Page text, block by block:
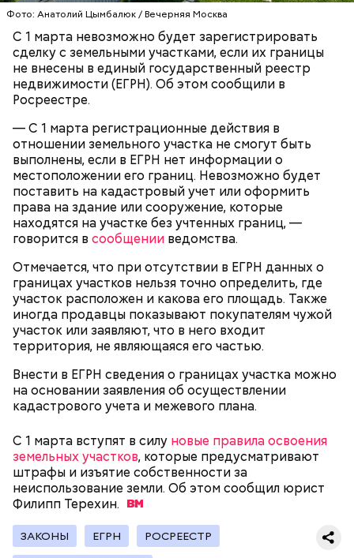
Фото: Анатолий Цымбалюк / Вечерняя Москва
С 1 марта невозможно будет зарегистрировать
сделку с земельными участками, если их границы
не внесены в единый государственный реестр
недвижимости (ЕГРН). Об этом сообщили в
Росреестре.
— С 1 марта регистрационные действия в
отношении земельного участка не смогут быть
выполнены, если в ЕГРН нет информации о
местоположении его границ. Невозможно будет
поставить на кадастровый учет или оформить
права на здание или сооружение, которые
находятся на участке без учтенных границ, —
говорится в сообщении ведомства.
Отмечается, что при отсутствии в ЕГРН данных о
границах участков нельзя точно определить, где
участок расположен и какова его площадь. Также
иногда продавцы показывают покупателям чужой
участок или заявляют, что в него входит
территория, не являющаяся его частью.
Внести в ЕГРН сведения о границах участка можно
на основании заявления об осуществлении
кадастрового учета и межевого плана.
С 1 марта вступят в силу новые правила освоения
земельных участков, которые предусматривают
штрафы и изъятие собственности за
неиспользование земли. Об этом сообщил юрист
Филипп Терехин.
ЗАКОНЫ ЕГРН РОСРЕЕСТР
— Кабачки, порезанные кубиками, нужно легко
обжарить на сковороде. К ним добавляются зелень
петрушки, чеснок, соль и оливковое масло.
Получается очень вкусно, — поделился рецептом
Копылов.
Спагетти из кабачков
— В дыне содержится много сахара, который
представлен фруктозой. С одной стороны — это
хорошо, потому что дает энергию. Но важно
помнить, что сладкими дынями не нужно сильно
увлекаться, так же как и арбузами, людям с
сахарным диабетом и лишним весом, —
подчеркнула доктор.
Терапевт Кондрахин назвал
продукты и напитки, которые
Ранние плоды, по словам врача, лучше не есть:
Чистит сосуды и защищает от
рака: чем полезен кресс-салат